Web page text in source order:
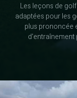
Les leçons de
adaptées pour les
plus prononcée
d'entraînement